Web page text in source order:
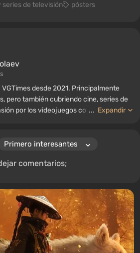
series de televisión pósters
desde 2021. Principalmente
pero también cubriendo cine, series de
por los videojuegos comenzó a
tiempos incluyen Fallout,
... Expandir
comentarios;